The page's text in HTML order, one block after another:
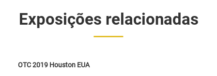
Exposições relacionadas
OTC 2019 Houston EUA